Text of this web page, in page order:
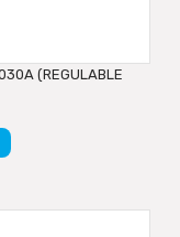
(REGULABLE